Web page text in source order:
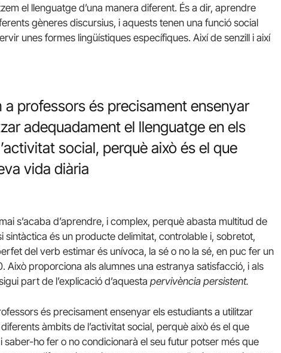
el llenguatge d’una manera diferent. És a dir, aprendre
gèneres discursius, i aquests tenen una funció social
unes formes lingüístiques específiques. Així de senzill i així
professors és precisament ensenyar
adequadament el llenguatge en els
social, perquè això és el que
vida diària
s’acaba d’aprendre, i complex, perquè abasta multitud de
sintàctica és un producte delimitat, controlable i, sobretot,
del verb estimar és unívoca, la sé o no la sé, en puc fer un
Això proporciona als alumnes una estranya satisfacció, i als
part de l’explicació d’aquesta pervivència persistent.
és precisament ensenyar els estudiants a utilitzar
àmbits de l’activitat social, perquè això és el que
saber-ho fer o no condicionarà el seu futur potser més que